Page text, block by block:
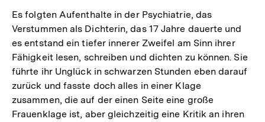
Es folgten Aufenthalte in der Psychiatrie, das
Verstummen als Dichterin, das 17 Jahre dauerte und
es entstand ein tiefer innerer Zweifel am Sinn ihrer
Fähigkeit lesen, schreiben und dichten zu können. Sie
führte ihr Unglück in schwarzen Stunden eben darauf
zurück und fasste doch alles in einer Klage
zusammen, die auf der einen Seite eine große
Frauenklage ist, aber gleichzeitig eine Kritik an ihren